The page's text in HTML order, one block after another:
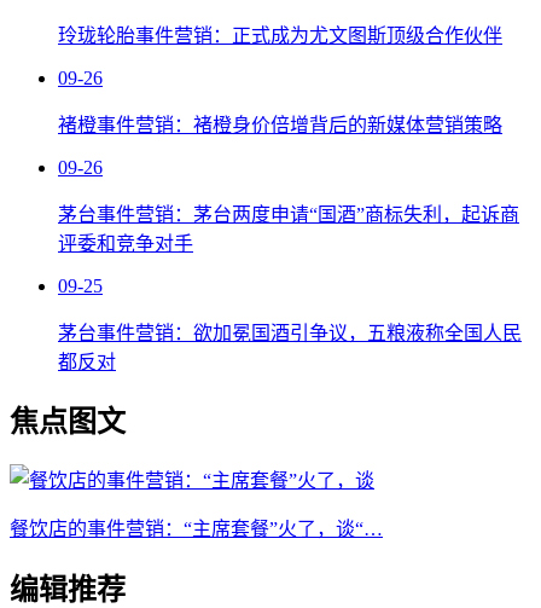
玲珑轮胎事件营销：正式成为尤文图斯顶级合作伙伴
09-26
褚橙事件营销：褚橙身价倍增背后的新媒体营销策略
09-26
茅台事件营销：茅台两度申请“国酒”商标失利，起诉商
评委和竞争对手
09-25
茅台事件营销：欲加冕国酒引争议，五粮液称全国人民
都反对
焦点图文
餐饮店的事件营销：“主席套餐”火了，谈“…
编辑推荐